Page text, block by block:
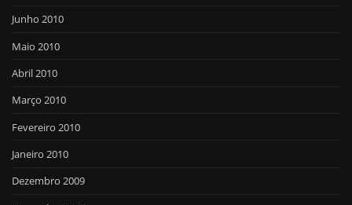
Junho 2010
Maio 2010
Abril 2010
Março 2010
Fevereiro 2010
Janeiro 2010
Dezembro 2009